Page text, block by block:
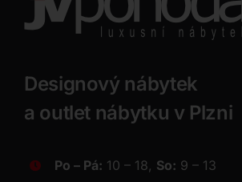
Designový nábytek
a outlet nábytku v Plzni
Po – Pá: 10 – 18, So: 9 – 13